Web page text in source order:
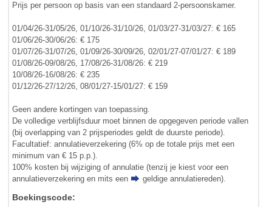
Prijs per persoon op basis van een standaard 2-persoonskamer.
01/04/26-31/05/26, 01/10/26-31/10/26, 01/03/27-31/03/27: € 165
01/06/26-30/06/26: € 175
01/07/26-31/07/26, 01/09/26-30/09/26, 02/01/27-07/01/27: € 189
01/08/26-09/08/26, 17/08/26-31/08/26: € 219
10/08/26-16/08/26: € 235
01/12/26-27/12/26, 08/01/27-15/01/27: € 159
Geen andere kortingen van toepassing.
De volledige verblijfsduur moet binnen de opgegeven periode vallen
(bij overlapping van 2 prijsperiodes geldt de duurste periode).
Facultatief: annulatieverzekering (6% op de totale prijs met een
minimum van € 15 p.p.).
100% kosten bij wijziging of annulatie (tenzij je kiest voor een
annulatieverzekering en mits een
geldige annulatiereden).
Boekingscode: